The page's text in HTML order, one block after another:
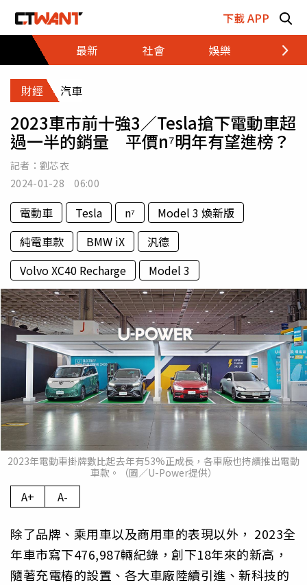
下載 APP
最新
社會 娛樂 財經
財經 汽車
2023車市前十強3／Tesla搶下電動車超
過一半的銷量 平價n⁷明年有望進榜？
記者： 劉芯衣
2024-01-28 06:00
電動車 Tesla n⁷
Model 3 煥新版
純電車款
BMW iX
汎德
Volvo XC40 Recharge
Model 3
2023年電動車掛牌數比起去年有53%正成長，各車廠也持續推出電動
車款。（圖／U-Power提供）
A+ A-
除了品牌、乘用車以及商用車的表現以外， 2023全
年車市寫下476,987輛紀錄，創下18年來的新高，
隨著充電樁的設置、各大車廠陸續引進、新科技的